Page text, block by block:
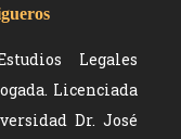
Legales
Licenciada
Dr. José